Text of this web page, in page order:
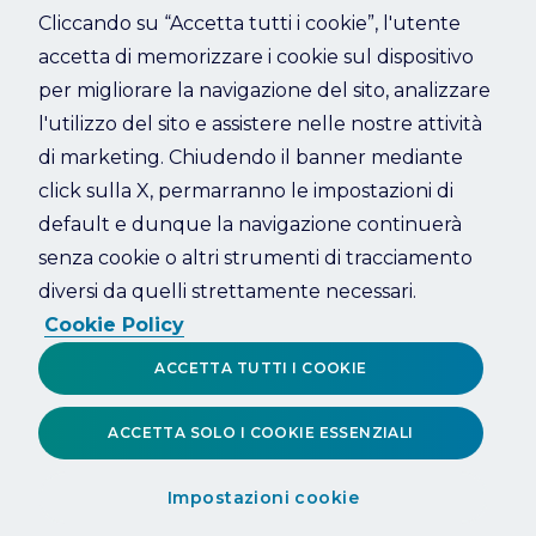
Refresh
Cliccando su “Accetta tutti i cookie”, l'utente
accetta di memorizzare i cookie sul dispositivo
per migliorare la navigazione del sito, analizzare
l'utilizzo del sito e assistere nelle nostre attività
di marketing. Chiudendo il banner mediante
click sulla X, permarranno le impostazioni di
default e dunque la navigazione continuerà
senza cookie o altri strumenti di tracciamento
diversi da quelli strettamente necessari.
Cookie Policy
Impostazioni cookie
ACCETTA SOLO I COOKIE ESSENZIALI
ACCETTA TUTTI I COOKIE